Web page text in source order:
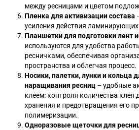
между ресницами и цветом
Пленка для активизации состава
усиления действия ламинирующих
Планшетки для подготовки лент
используются для удобства
ресничками, обеспечивая
пространства и облегчая процесс.
Носики, палетки, лунки и кольца
наращивания ресниц – удобные
клеем: контроля количества клея
хранения и предотвращения его
полимеризации.
Одноразовые щеточки для